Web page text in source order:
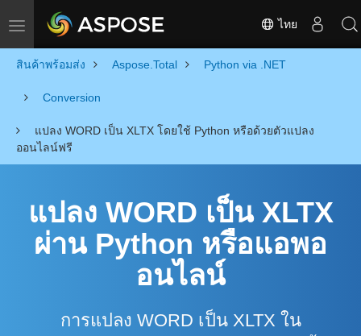
Toggle navigation ไทย
สินค้าพร้อมส่ง Aspose.Total Python via .NET
Conversion
แปลง WORD เป็น XLTX โดยใช้ Python หรือด้วยตัวแปลง
ออนไลน์ฟรี
แปลง WORD เป็น XLTX
ผ่าน Python หรือแอพอ
อนไลน์
การแปลง WORD เป็น XLTX ใน